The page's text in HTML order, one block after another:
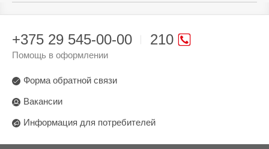
Произведено в стране:
Производитель:
241, No. 59, Shatai Highway, Tianhe District,
Guangzhou, Guangdong, Китай
ООО "ДиДиТи", 220053 г. Минск ул.
М.В., 220089, г. Минск, пр-т Дзержинского, дом
210
+375 29 545-00-00
Помощь в оформлении
Форма обратной связи
Вакансии
Информация для потребителей